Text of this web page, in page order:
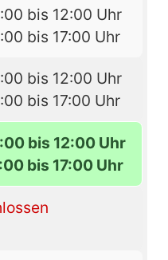
bis 12:00 Uhr
bis 17:00 Uhr
bis 12:00 Uhr
bis 17:00 Uhr
bis 12:00 Uhr
bis 17:00 Uhr